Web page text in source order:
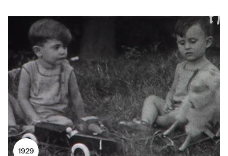
1929